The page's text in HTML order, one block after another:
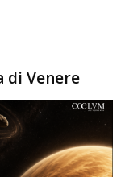
di Venere